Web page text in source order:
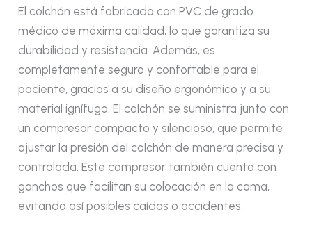
El colchón está fabricado con PVC de grado
médico de máxima calidad, lo que garantiza su
durabilidad y resistencia. Además, es
completamente seguro y confortable para el
paciente, gracias a su diseño ergonómico y a su
material ignífugo. El colchón se suministra junto con
un compresor compacto y silencioso, que permite
ajustar la presión del colchón de manera precisa y
controlada. Este compresor también cuenta con
ganchos que facilitan su colocación en la cama,
evitando así posibles caídas o accidentes.